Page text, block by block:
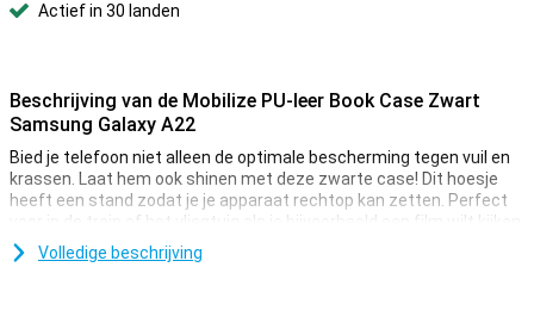
Actief in 30 landen
Beschrijving van de Mobilize PU-leer Book Case Zwart
Samsung Galaxy A22
Bied je telefoon niet alleen de optimale bescherming tegen vuil en
krassen. Laat hem ook shinen met deze zwarte case! Dit hoesje
heeft een stand zodat je je apparaat rechtop kan zetten. Perfect
voor in de trein of het vliegtuig als je bijvoorbeeld een film wilt kijken.
Deze beschermhoes is gemaakt van kunstleer. Hierdoor heb je een
Volledige beschrijving